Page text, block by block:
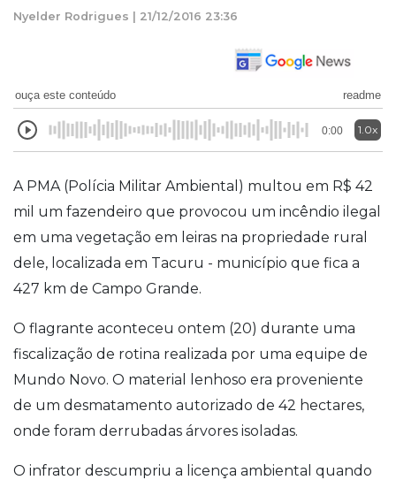
Nyelder Rodrigues | 21/12/2016 23:36
ouça este conteúdo readme
0:00 1.0x
A PMA (Polícia Militar Ambiental) multou em R$ 42
mil um fazendeiro que provocou um incêndio ilegal
em uma vegetação em leiras na propriedade rural
dele, localizada em Tacuru - município que fica a
427 km de Campo Grande.
O flagrante aconteceu ontem (20) durante uma
fiscalização de rotina realizada por uma equipe de
Mundo Novo. O material lenhoso era proveniente
de um desmatamento autorizado de 42 hectares,
onde foram derrubadas árvores isoladas.
O infrator descumpriu a licença ambiental quando